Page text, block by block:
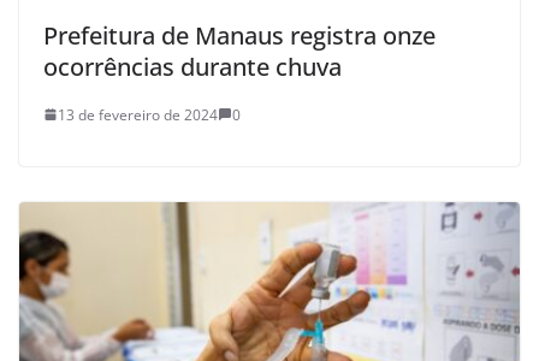
Prefeitura de Manaus registra onze
ocorrências durante chuva
13 de fevereiro de 2024 0